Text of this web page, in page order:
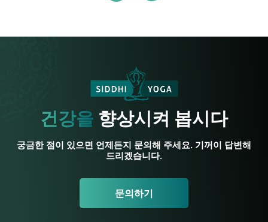
건강을 향상시켜 봅시다
궁금한 점이 있으면 언제든지 문의해 주세요. 기꺼이 답변해
드리겠습니다.
문의하기